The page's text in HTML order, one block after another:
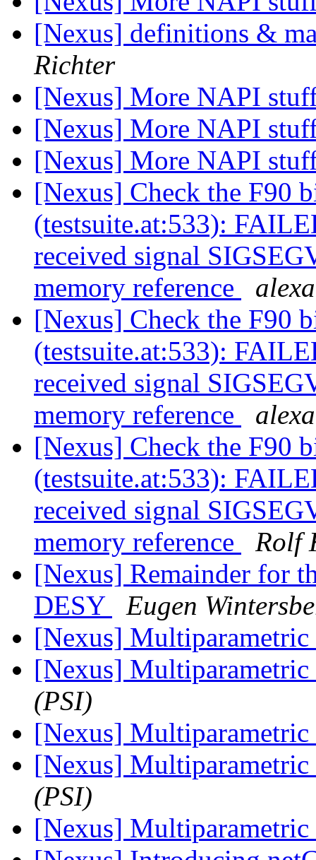
[Nexus] definitions &
Richter
[Nexus] More NAPI
[Nexus] More NAPI
[Nexus] More NAPI
[Nexus] Check the F90
(testsuite.at:533):
received signal
memory reference
[Nexus] Check the F90
(testsuite.at:533):
received signal
memory reference
[Nexus] Check the F90
(testsuite.at:533):
received signal
memory reference
Rolf
[Nexus] Remainder for
DESY
Eugen
[Nexus]
[Nexus]
(PSI)
[Nexus]
[Nexus]
(PSI)
[Nexus]